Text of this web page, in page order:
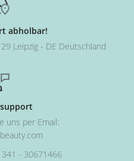
Dispersionsschicht sollten Sie
auflösen würde.
man die korrekte
abholbar!
Leipzig - DE Deutschland
uns per Email:
341 - 30671466